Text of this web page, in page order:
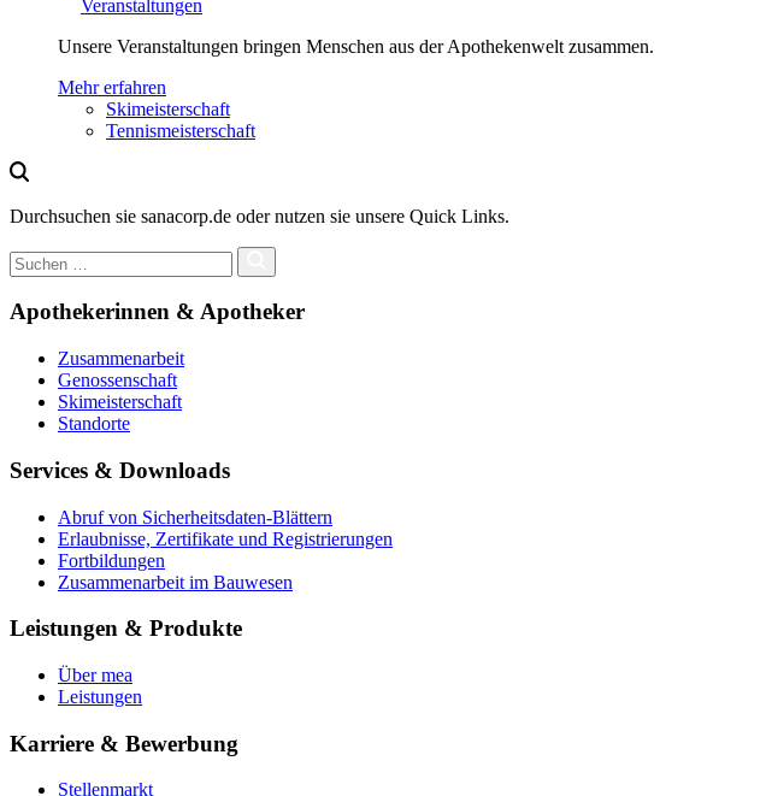
Veranstaltungen
Unsere Veranstaltungen bringen Menschen aus der Apothekenwelt zusammen.
Mehr erfahren
Skimeisterschaft
Tennismeisterschaft
Durchsuchen sie sanacorp.de oder nutzen sie unsere Quick Links.
Apothekerinnen & Apotheker
Zusammenarbeit
Genossenschaft
Skimeisterschaft
Standorte
Services & Downloads
Abruf von Sicherheitsdaten-Blättern
Erlaubnisse, Zertifikate und Registrierungen
Fortbildungen
Zusammenarbeit im Bauwesen
Leistungen & Produkte
Über mea
Leistungen
Karriere & Bewerbung
Stellenmarkt